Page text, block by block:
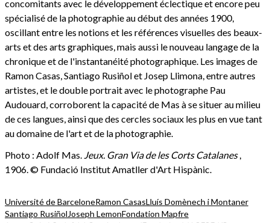
concomitants avec le développement éclectique et encore peu
spécialisé de la photographie au début des années 1900,
oscillant entre les notions et les références visuelles des beaux-
arts et des arts graphiques, mais aussi le nouveau langage de la
chronique et de l'instantanéité photographique. Les images de
Ramon Casas, Santiago Rusiñol et Josep Llimona, entre autres
artistes, et le double portrait avec le photographe Pau
Audouard, corroborent la capacité de Mas à se situer au milieu
de ces langues, ainsi que des cercles sociaux les plus en vue tant
au domaine de l'art et de la photographie.
Photo : Adolf Mas. Jeux. Gran Via de les Corts Catalanes,
1906. © Fundació Institut Amatller d'Art Hispànic.
Université de BarceloneRamon CasasLluís Domènech i Montaner
Santiago RusiñolJoseph LemonFondation Mapfre